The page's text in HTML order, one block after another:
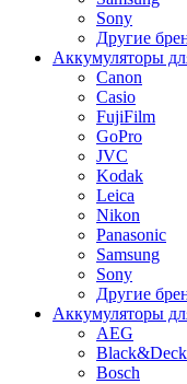
Sony
Другие
Аккумуляторы
Canon
Casio
FujiFilm
GoPro
JVC
Kodak
Leica
Nikon
Panasonic
Samsung
Sony
Другие
Аккумуляторы
AEG
Bosch